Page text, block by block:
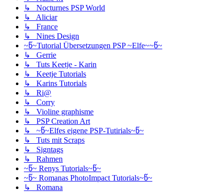
↳ Nocturnes PSP World
↳ Aliciar
↳ France
↳ Nines Design
~წ~Tutorial Übersetzungen PSP ~Elfe~~წ~
↳ Gerrie
↳ Tuts Keetje - Karin
↳ Keetje Tutorials
↳ Karins Tutorials
↳ Ri@
↳ Corry
↳ Violine graphisme
↳ PSP Creation Art
↳ ~წ~Elfes eigene PSP-Tutirials~წ~
↳ Tuts mit Scraps
↳ Signtags
↳ Rahmen
~წ~ Renys Tutorials~წ~
~წ~ Romanas PhotoImpact Tutorials~წ~
↳ Romana